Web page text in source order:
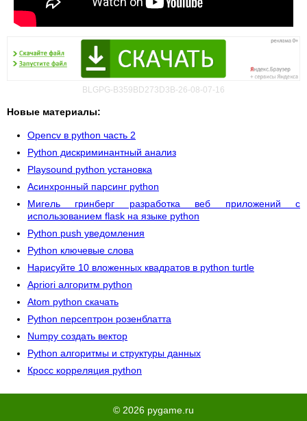
BLGPG-B359BD273D3B-26-08-07-16
Новые материалы:
Opencv в python часть 2
Python дискриминантный анализ
Playsound python установка
Асинхронный парсинг python
Мигель гринберг разработка веб приложений с
использованием flask на языке python
Python push уведомления
Python ключевые слова
Нарисуйте 10 вложенных квадратов в python turtle
Apriori алгоритм python
Atom python скачать
Python персептрон розенблатта
Numpy создать вектор
Python алгоритмы и структуры данных
Кросс корреляция python
© 2026 pygame.ru